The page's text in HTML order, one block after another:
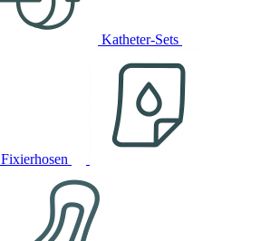
Katheter-Sets
Fixierhosen